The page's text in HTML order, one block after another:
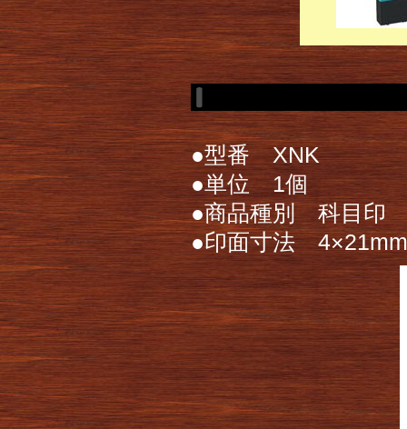
●型番 XNK
●単位 1個
●商品種別 科目印
●印面寸法 4×21mm